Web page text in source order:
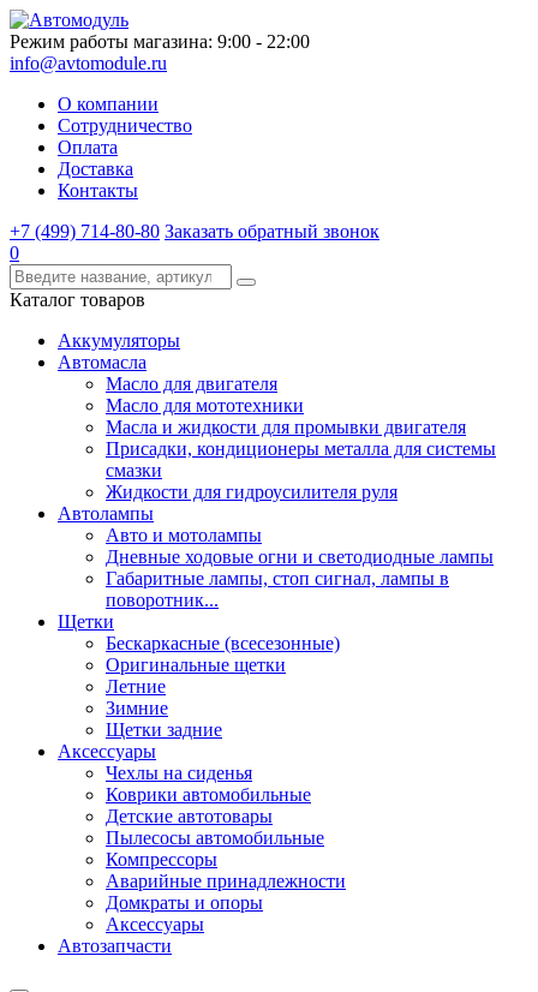
Режим работы магазина: 9:00 - 22:00
info@avtomodule.ru
О компании
Сотрудничество
Оплата
Доставка
Контакты
+7 (499) 714-80-80 Заказать обратный звонок
0
Каталог товаров
Аккумуляторы
Автомасла
Масло для двигателя
Масло для мототехники
Масла и жидкости для промывки двигателя
Присадки, кондиционеры металла для системы
смазки
Жидкости для гидроусилителя руля
Автолампы
Авто и мотолампы
Дневные ходовые огни и светодиодные лампы
Габаритные лампы, стоп сигнал, лампы в
поворотник...
Щетки
Бескаркасные (всесезонные)
Оригинальные щетки
Летние
Зимние
Щетки задние
Аксессуары
Чехлы на сиденья
Коврики автомобильные
Детские автотовары
Пылесосы автомобильные
Компрессоры
Аварийные принадлежности
Домкраты и опоры
Аксессуары
Автозапчасти